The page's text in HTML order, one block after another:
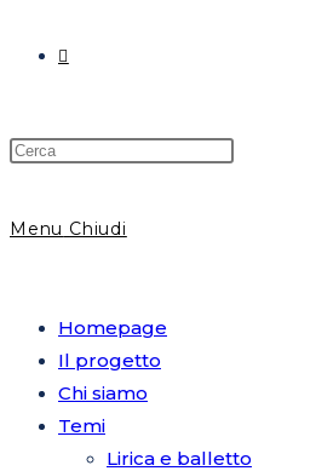
Attiva/disattiva
Menu Chiudi
Homepage
Il progetto
Chi siamo
Temi
Lirica e balletto